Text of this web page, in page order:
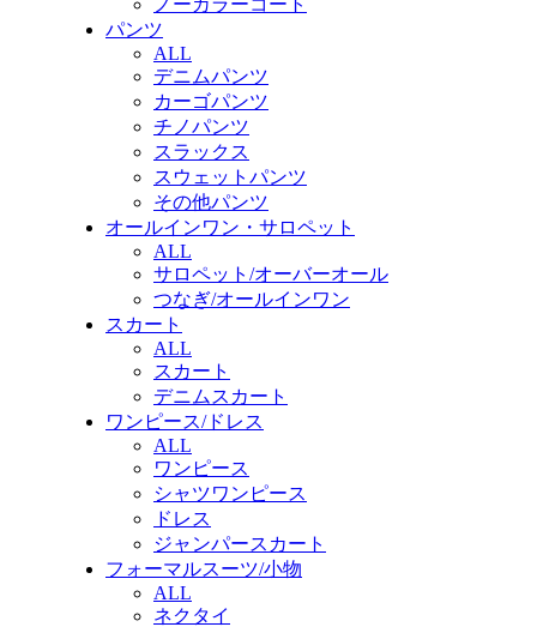
パンツ
ALL
デニムパンツ
カーゴパンツ
チノパンツ
スラックス
スウェットパンツ
その他パンツ
オールインワン・サロペット
ALL
サロペット/オーバーオール
つなぎ/オールインワン
スカート
ALL
スカート
デニムスカート
ワンピース/ドレス
ALL
ワンピース
シャツワンピース
ドレス
ジャンパースカート
フォーマルスーツ/小物
ALL
ネクタイ